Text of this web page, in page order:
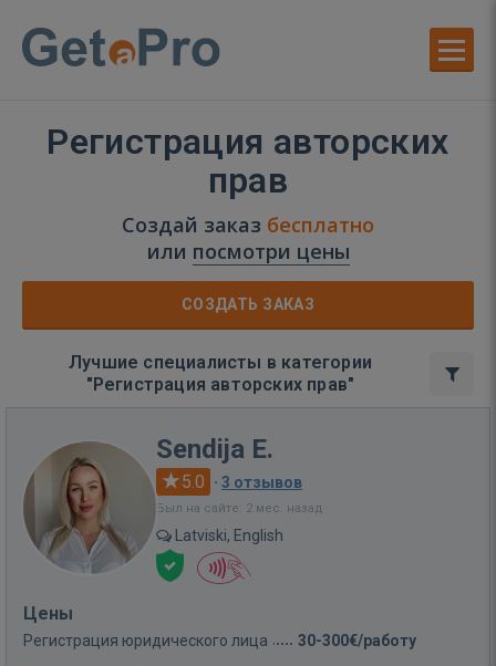
Регистрация авторских
прав
Создай заказ бесплатно
или посмотри цены
СОЗДАТЬ ЗАКАЗ
Лучшие специалисты в категории
"Регистрация авторских прав"
Sendija E.
5.0 · 3 отзывов
Был на сайте: 2 мес. назад
Latviski, English
Цены
Регистрация юридического лица 30-300€/работу